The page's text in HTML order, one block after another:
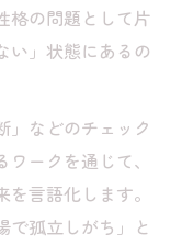
格の問題として片
い」状態にあるの
」などのチェック
ークを通じて、
言語化します。
で孤立しがち」と